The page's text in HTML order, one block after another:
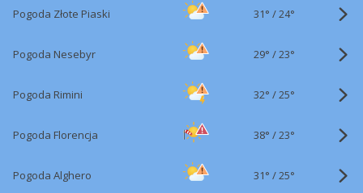
Pogoda Złote Piaski 31° /24°
Pogoda Nesebyr 29° /23°
Pogoda Rimini 32° /25°
Pogoda Florencja 38° /23°
Pogoda Alghero 31° /25°